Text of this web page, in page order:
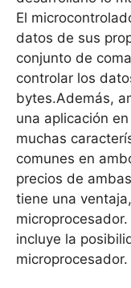
El
datos de sus
conjunto de
controlar los
bytes.Además,
una aplicación
muchas
comunes en
precios de
tiene una
incluye la
microprocesador.